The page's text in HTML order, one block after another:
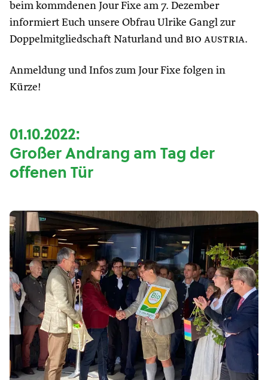
beim kommdenen Jour Fixe am 7. Dezember
informiert Euch unsere Obfrau Ulrike Gangl zur
Doppelmitgliedschaft Naturland und bio austria.
Anmeldung und Infos zum Jour Fixe folgen in
Kürze!
01.10.2022:
Großer Andrang am Tag der
offenen Tür